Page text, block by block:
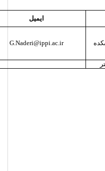
ایمیل
G.Naderi@ippi.ac.ir